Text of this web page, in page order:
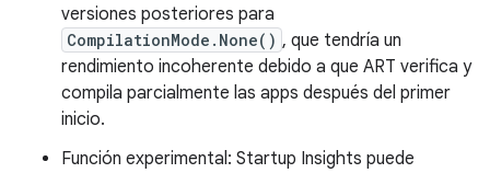
versiones posteriores para
CompilationMode.None() , que tendría un
rendimiento incoherente debido a que ART verifica y
compila parcialmente las apps después del primer
inicio.
Función experimental: Startup Insights puede